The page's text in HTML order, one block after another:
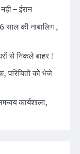
– ईरान
साल की नाबालिग ,
से निकले बाहर !
परिचितों को भेजे
कार्यशाला,